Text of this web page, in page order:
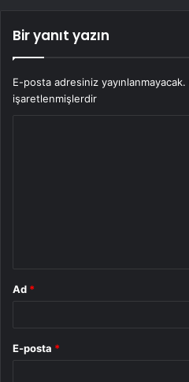
Bir yanıt yazın
E-posta adresiniz yayınlanmayacak.
işaretlenmişlerdir
Ad *
E-posta *